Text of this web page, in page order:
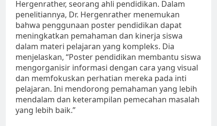
Hergenrather, seorang ahli pendidikan. Dalam
penelitiannya, Dr. Hergenrather menemukan
bahwa penggunaan poster pendidikan dapat
meningkatkan pemahaman dan kinerja siswa
dalam materi pelajaran yang kompleks. Dia
menjelaskan, “Poster pendidikan membantu siswa
mengorganisir informasi dengan cara yang visual
dan memfokuskan perhatian mereka pada inti
pelajaran. Ini mendorong pemahaman yang lebih
mendalam dan keterampilan pemecahan masalah
yang lebih baik.”